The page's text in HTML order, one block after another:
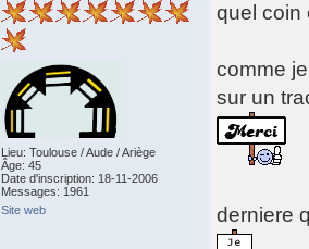
Lieu: Toulouse / Aude / Ariège
Âge: 45
Date d'inscription: 18-11-2006
Messages: 1961
Site web
quel coin
comme
sur un
derniere